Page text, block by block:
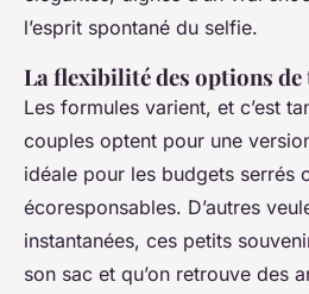
l’esprit spontané du selfie.
La flexibilité des options
Les formules varient, et c’est
couples optent pour une
idéale pour les budgets serrés
écoresponsables. D’autres
instantanées, ces petits
son sac et qu’on retrouve des